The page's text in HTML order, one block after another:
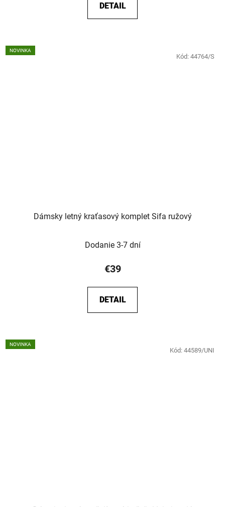
DETAIL
NOVINKA
Dámsky letný kraťasový komplet Sifa ružový
Dodanie 3-7 dní
€39
DETAIL
Kód: 44764/S
NOVINKA
Kód: 44589/UNI